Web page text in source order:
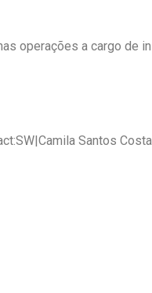
operações a cargo
Santos Costa